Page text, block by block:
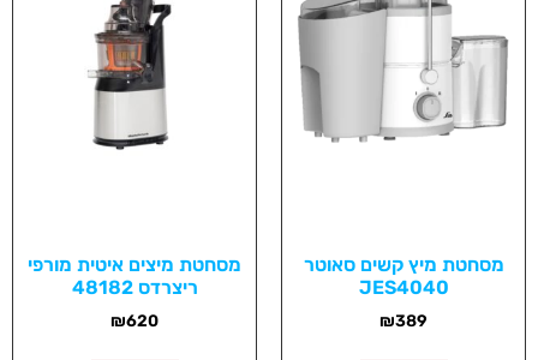
מסחטת מיץ קשים סאוטר
JES4040
₪389
מסחטת מיצים איטית מורפי
ריצרדס 48182
₪620